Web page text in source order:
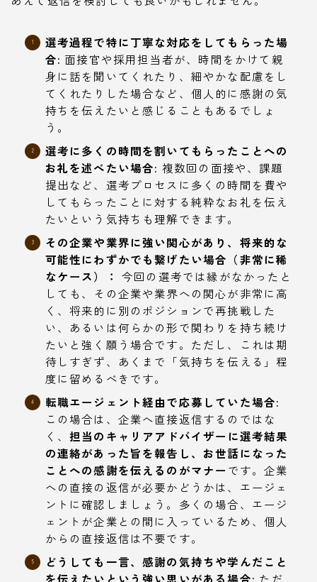
選考過程で特に丁寧な対応をしてもらった場
合: 面接官や採用担当者が、時間をかけて親
身に話を聞いてくれたり、細やかな配慮をし
てくれたりした場合など、個人的に感謝の気
持ちを伝えたいと感じることもあるでしょ
う。
選考に多くの時間を割いてもらったことへの
お礼を述べたい場合: 複数回の面接や、課題
提出など、選考プロセスに多くの時間を費や
してもらったことに対する純粋なお礼を伝え
たいという気持ちも理解できます。
その企業や業界に強い関心があり、将来的な
可能性にわずかでも繋げたい場合（非常に稀
なケース）： 今回の選考では縁がなかったと
しても、その企業や業界への関心が非常に高
く、将来的に別のポジションで再挑戦した
い、あるいは何らかの形で関わりを持ち続け
たいと強く願う場合です。ただし、これは期
待しすぎず、あくまで「気持ちを伝える」程
度に留めるべきです。
転職エージェント経由で応募していた場合:
この場合は、企業へ直接返信するのではな
く、 担当のキャリアアドバイザーに選考結果
の連絡があった旨を報告し、お世話になった
ことへの感謝を伝えるのがマナー です。企業
への直接の返信が必要かどうかは、エージェ
ントに確認しましょう。多くの場合、エージ
ェントが企業との間に入っているため、個人
からの直接返信は不要です。
どうしても一言、感謝の気持ちや学んだこと
を伝えたいという強い思いがある場合: ただ